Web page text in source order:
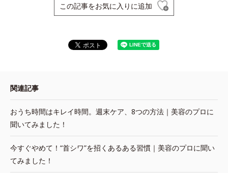
この記事をお気に入りに追加
関連記事
おうち時間はキレイ時間。週末ケア、8つの方法｜美容のプロに
聞いてみました！
今すぐやめて！“首シワ”を招くあるある習慣｜美容のプロに聞い
てみました！